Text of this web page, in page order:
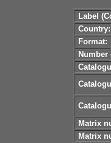
Label
Country:
Format:
Number
Matrix
Matrix